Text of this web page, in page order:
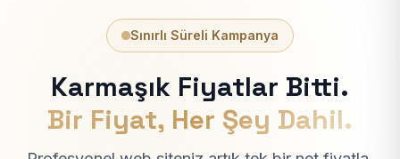
Sınırlı Süreli Kampanya
Karmaşık Fiyatlar Bitti.
Bir Fiyat, Her Şey Dahil.